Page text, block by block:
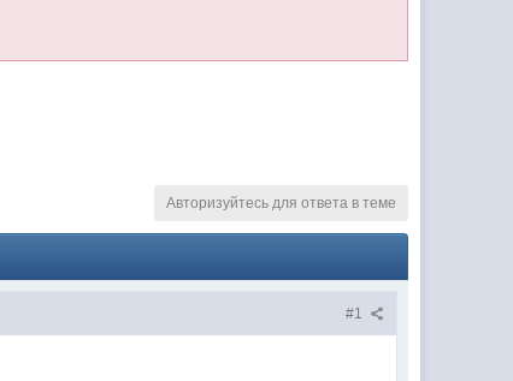
Авторизуйтесь для ответа в теме
#1